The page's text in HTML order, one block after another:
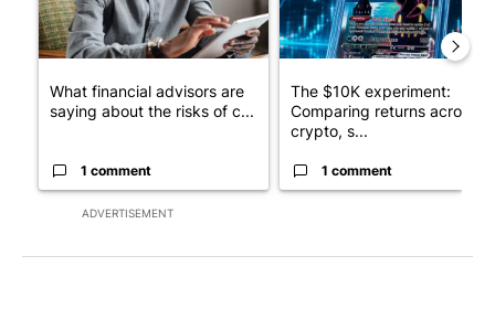
ADVERTISEMENT
What financial advisors are
saying about the risks of c...
1 comment
The $10K experiment:
Comparing returns across
crypto, s...
1 comment